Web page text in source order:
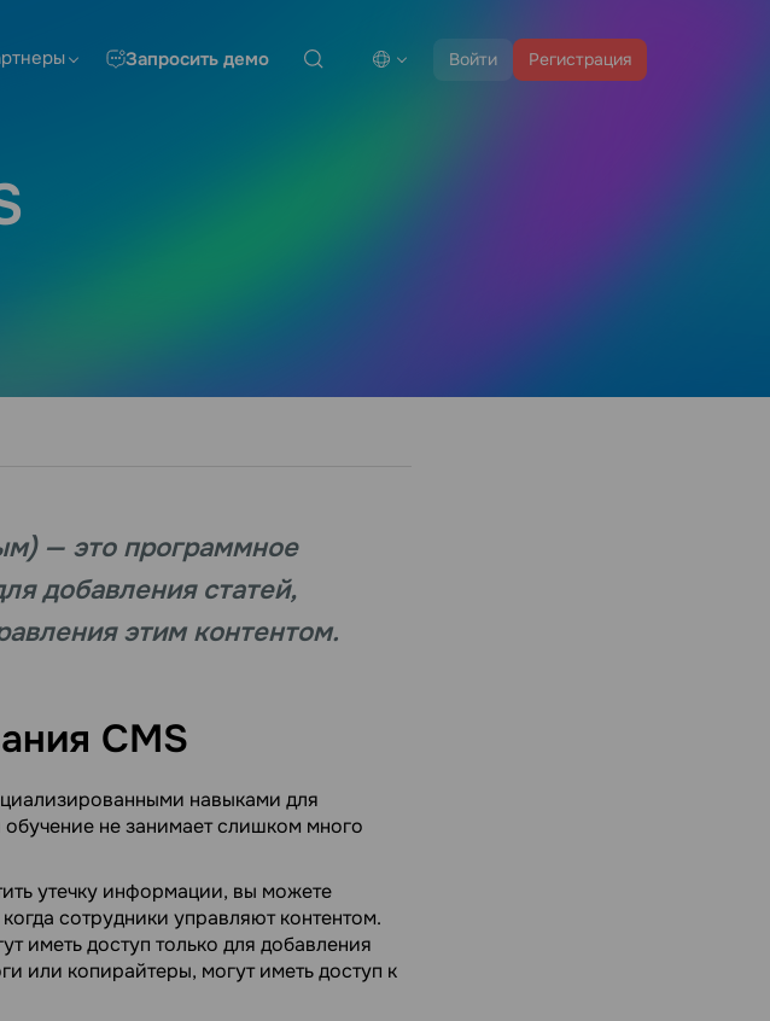
Войти Регистрация
Запросить демо
— это программное
добавления статей,
этим контентом.
CMS
навыками для
не занимает слишком много
утечку информации, вы можете
сотрудники управляют контентом.
иметь доступ только для добавления
или копирайтеры, могут иметь доступ к